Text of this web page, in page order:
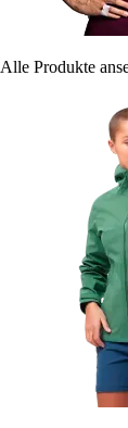
Alle Produkte